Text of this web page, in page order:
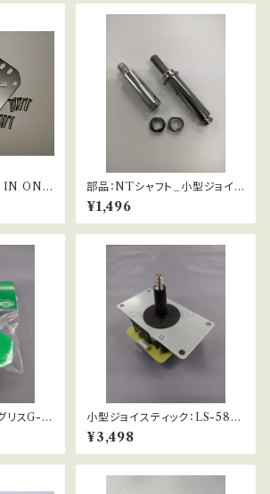
IN ONE
部品：NTシャフト_小型ジョイス
ティック用【長さ調整シャフト】
¥1,496
リスG-5
小型ジョイスティック：LS-58-0
1-MS
¥3,498